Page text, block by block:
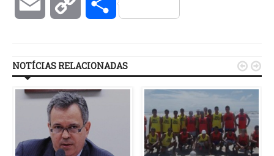
Email Copy Compartilhar
NOTÍCIAS RELACIONADAS  